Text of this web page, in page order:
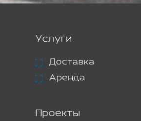
Услуги
Доставка
Аренда
Проекты